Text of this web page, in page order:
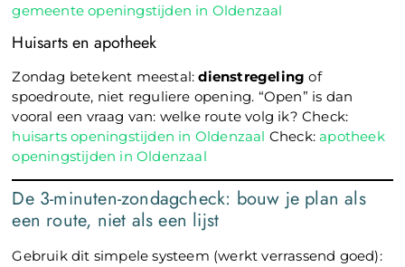
gemeente openingstijden in Oldenzaal
Huisarts en apotheek
Zondag betekent meestal:dienstregeling of
spoedroute, niet reguliere opening. “Open” is dan
vooral een vraag van: welke route volg ik? Check:
huisarts openingstijden in Oldenzaal Check:apotheek
openingstijden in Oldenzaal
De 3-minuten-zondagcheck: bouw je plan als
een route, niet als een lijst
Gebruik dit simpele systeem (werkt verrassend goed):